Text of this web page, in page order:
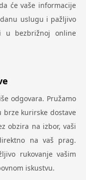
će vaše informacije
uslugu i pažljivo
u bezbrižnoj online
odgovara. Pružamo
brze kurirske dostave
obzira na izbor, vaši
na vaš prag.
rukovanje vašim
iskustvu.